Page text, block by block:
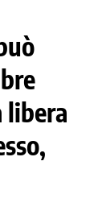
libera